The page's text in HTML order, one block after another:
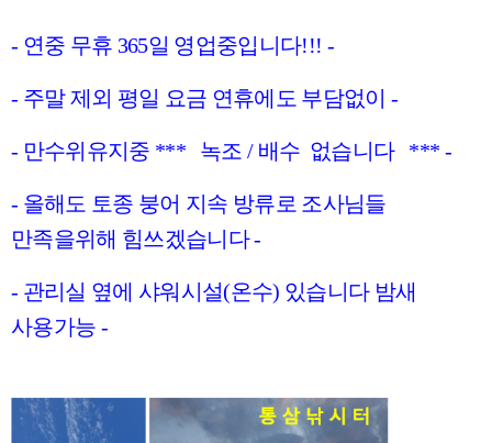
- 연중 무휴 365일 영업중입니다!!! -
- 주말 제외 평일 요금 연휴에도 부담없이 -
- 만수위유지중 *** 녹조 / 배수 없습니다 *** -
- 올해도 토종 붕어 지속 방류로 조사님들
만족을위해 힘쓰겠습니다 -
- 관리실 옆에 샤워시설(온수) 있습니다 밤새
사용가능 -